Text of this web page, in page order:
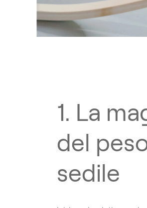
1. La
del
sedile